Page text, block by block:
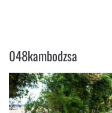
048kambodzsa